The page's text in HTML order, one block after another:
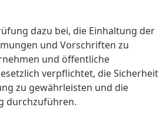
dazu bei, die Einhaltung der
und Vorschriften zu
und öffentliche
verpflichtet, die Sicherheit
zu gewährleisten und die
durchzuführen.